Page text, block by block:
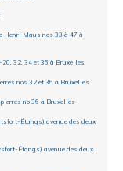
Henri Maus nos 33 à 47 à
32, 34 et 36 à Bruxelles
nos 32 et 36 à Bruxelles
no 36 à Bruxelles
Étangs) avenue des deux
Étangs) avenue des deux